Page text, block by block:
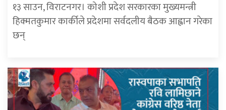
१३ साउन, विराटनगर। कोशी प्रदेश सरकारका मुख्यमन्त्री
हिक्मतकुमार कार्कीले प्रदेशमा सर्वदलीय बैठक आह्वान गरेका
छन्